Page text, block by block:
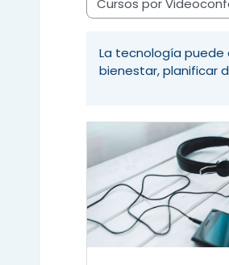
Categorías
La tecnología
bienestar, planificar